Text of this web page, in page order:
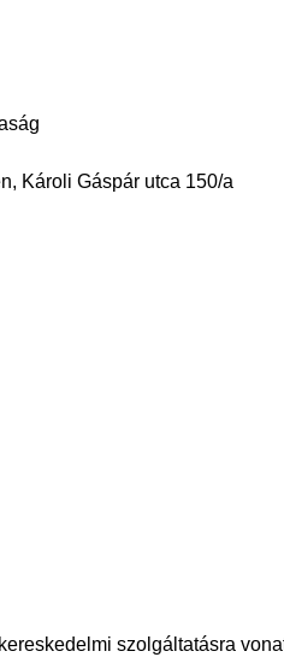
Károli Gáspár utca 150/a
szolgáltatásra